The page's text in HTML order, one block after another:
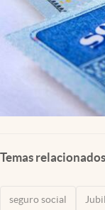
Temas relacionados
seguro social